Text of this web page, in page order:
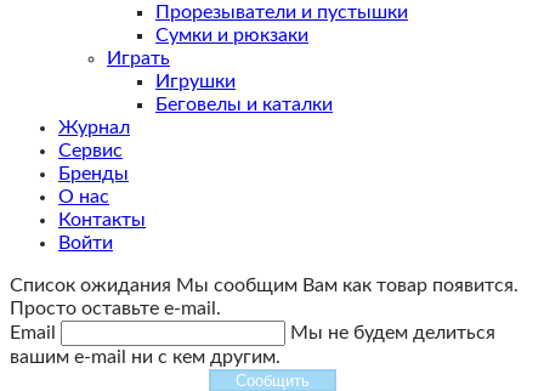
Прорезыватели и пустышки
Сумки и рюкзаки
Играть
Игрушки
Беговелы и каталки
Журнал
Сервис
Бренды
О нас
Контакты
Войти
Список ожидания Мы сообщим Вам как товар появится.
Просто оставьте e-mail.
Email
Мы не будем делиться
вашим e-mail ни с кем другим.
Сообщить